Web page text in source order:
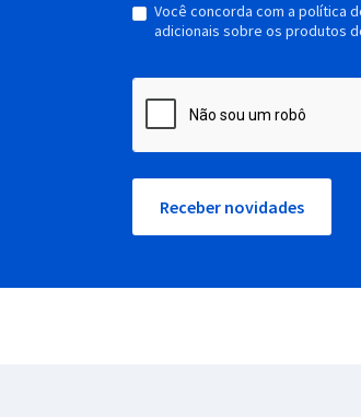
Você concorda com a política
adicionais sobre os produtos
Receber novidades